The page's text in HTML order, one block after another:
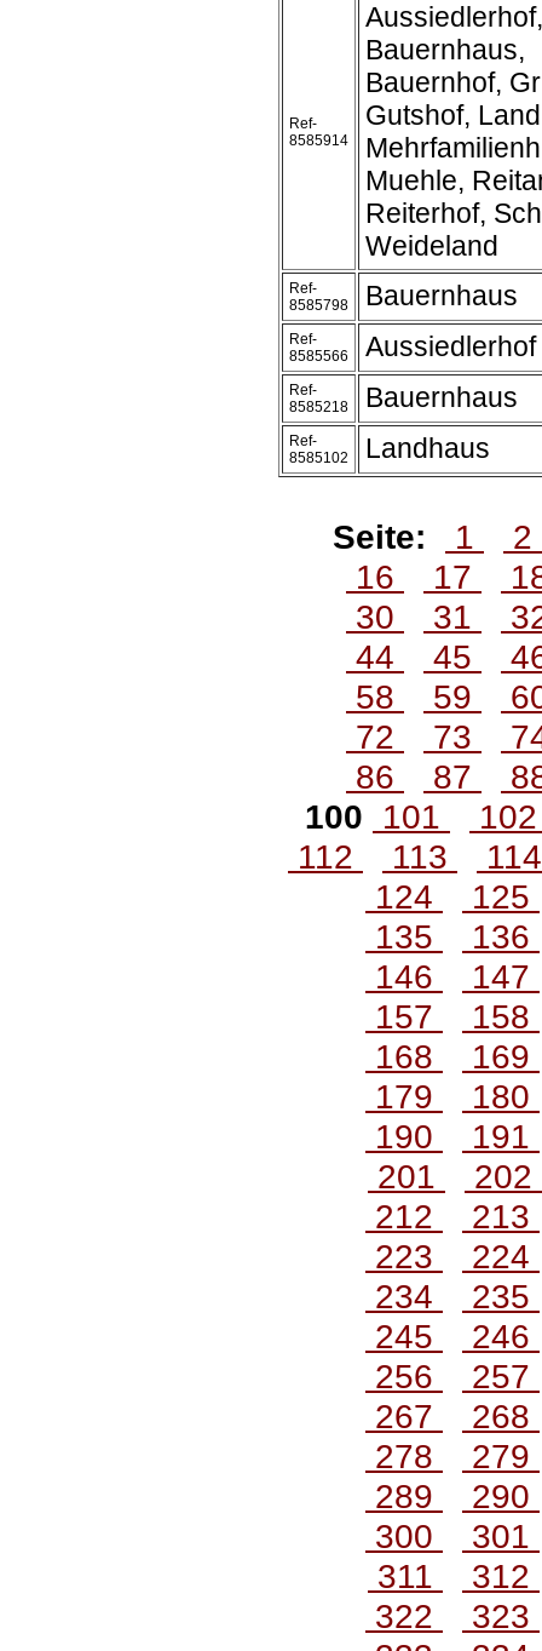
Ref-
8585914
Aussiedlerhof,
Bauernhaus,
Bauernhof,
Gutshof,
Muehle,
Reiterhof,
Weideland
Ref-
8585798
Bauernhaus
Ref-
8585566
Aussiedlerhof
Ref-
8585218
Bauernhaus
Ref-
8585102
Landhaus
Seite: 1
2
16
17
30
31
44
45
58
59
72
73
86
87
100 101
112
113
124
125
135
136
146
147
157
158
168
169
179
180
190
191
201
202
212
213
223
224
234
235
245
246
256
257
267
268
278
279
289
290
300
301
311
312
322
323